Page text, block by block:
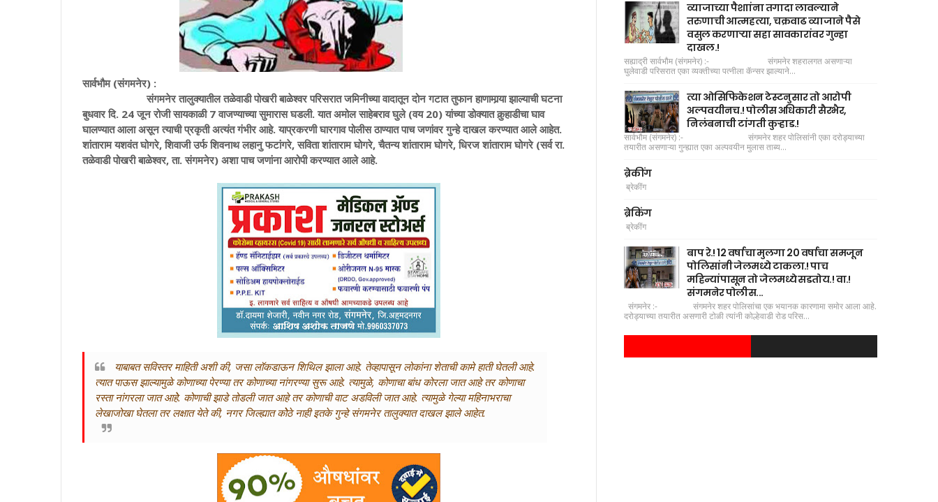
सार्वभौम (संगमनेर) :
संगमनेर तालुक्यातील तळेवाडी पोखरी बाळेश्वर परिसरात जमिनीच्या वादातून दोन गटात तुफान हाणामार्‍या झाल्याची घटना
बुधवार दि. 24 जून रोजी सायकाळी 7 वाजण्याच्या सुमारास घडली. यात अमोल साहेबराव घुले (वय 20) यांच्या डोक्यात कुर्‍हाडीचा घाव
घालण्यात आला असून त्याची प्रकृती अत्यंत गंभीर आहे. याप्रकरणी घारगाव पोलीस ठाण्यात पाच जणांवर गुन्हे दाखल करण्यात आले आहेत.
शांताराम यशवंत घोगरे, शिवाजी उर्फ शिवनाथ लहानु फटांगरे, सविता शांताराम घोगरे, चैतन्य शांताराम घोगरे, धिरज शांताराम घोगरे (सर्व रा.
तळेवाडी पोखरी बाळेश्वर, ता. संगमनेर) अशा पाच जणांना आरोपी करण्यात आले आहे.
याबाबत सविस्तर माहिती अशी की, जसा लॉकडाऊन शिथिल झाला आहे. तेव्हापासून लोकांना शेताची कामे हाती घेतली आहे.
त्यात पाऊस झाल्यामुळे कोणाच्या पेरण्या तर कोणाच्या नांगरण्या सुरू आहे. त्यामुळे, कोणाचा बांध कोरला जात आहे तर कोणाचा
रस्ता नांगरला जात आहेे. कोणाची झाडे तोडली जात आहे तर कोणाची वाट अडविली जात आहे. त्यामुळे गेल्या महिनाभराचा
लेखाजोखा घेतला तर लक्षात येते की, नगर जिल्ह्यात कोेठे नाही इतके गुन्हे संगमनेर तालुक्यात दाखल झाले आहेत.
व्याजाच्या पैशाांना तगादा लावल्याने
तरुणाची आत्महत्या, चक्रवाढ व्याजाने पैसे
वसुल करणाऱ्या सहा सावकारांवर गुन्हा
दाखल.!
सह्याद्री सार्वभौम (संगमनेर) :- संगमनेर शहरालगत असणाऱ्या
घुलेवाडी परिसरात एका व्यक्तीच्या पत्नीला कॅन्सर झाल्याने...
त्या ओसिफिकेशन टेस्टनुसार तो आरोपी
अल्पवयीनच.! पोलीस अधिकारी सैरभैर,
निलंबनाची टांगती कुऱ्हाड.!
सार्वभौम (संगमनेर) :- संगमनेर शहर पोलिसांनी एका दरोड्याच्या
तयारीत असणाऱ्या गुन्ह्यात एका अल्पवयीन मुलास ताब्य...
ब्रेकींग
ब्रेकींग
ब्रेकिंग
ब्रेकींग
बाप रे.! 12 वर्षाचा मुलगा 20 वर्षाचा समजून
पोलिसांनी जेलमध्ये टाकला.! पाच
महिन्यांपासून तो जेलमध्ये सडतोय.! वा.!
संगमनेर पोलीस...
संगमनेर :- संगमनेर शहर पोलिसांचा एक भयानक कारणामा समोर आला आहे.
दरोड्याच्या तयारीत असणारी टोळी त्यांनी कोल्हेवाडी रोड परिस...